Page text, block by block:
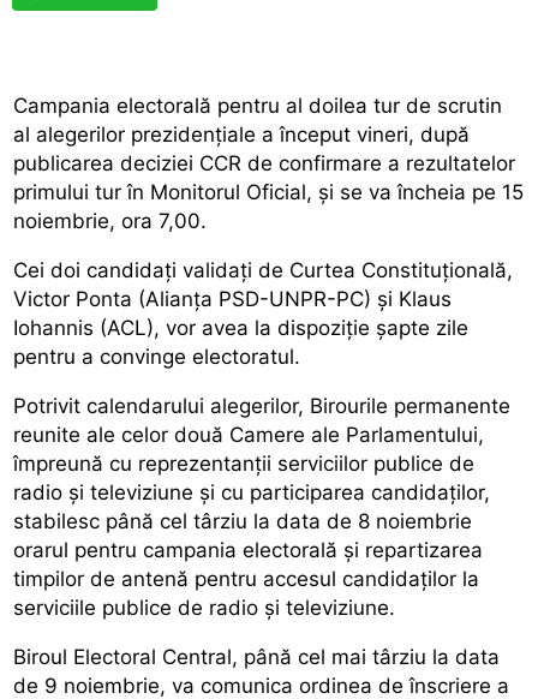
Campania electorală pentru al doilea tur de scrutin
al alegerilor prezidențiale a început vineri, după
publicarea deciziei CCR de confirmare a rezultatelor
primului tur în Monitorul Oficial, și se va încheia pe 15
noiembrie, ora 7,00.
Cei doi candidați validați de Curtea Constituțională,
Victor Ponta (Alianța PSD-UNPR-PC) și Klaus
Iohannis (ACL), vor avea la dispoziție șapte zile
pentru a convinge electoratul.
Potrivit calendarului alegerilor, Birourile permanente
reunite ale celor două Camere ale Parlamentului,
împreună cu reprezentanții serviciilor publice de
radio și televiziune și cu participarea candidaților,
stabilesc până cel târziu la data de 8 noiembrie
orarul pentru campania electorală și repartizarea
timpilor de antenă pentru accesul candidaților la
serviciile publice de radio și televiziune.
Biroul Electoral Central, până cel mai târziu la data
de 9 noiembrie, va comunica ordinea de înscriere a